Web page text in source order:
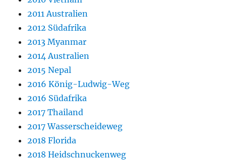
2011 Australien
2012 Südafrika
2013 Myanmar
2014 Australien
2015 Nepal
2016 König-Ludwig-Weg
2016 Südafrika
2017 Thailand
2017 Wasserscheideweg
2018 Florida
2018 Heidschnuckenweg